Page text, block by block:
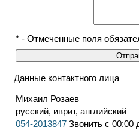
* - Отмеченные поля
Данные контактного лица
Михаил Розаев
русский, иврит, английский
054-2013847 Звонить с 00:00